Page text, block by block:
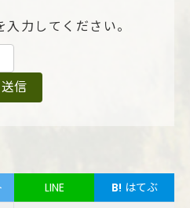
力してください。
LINE B! はてぶ